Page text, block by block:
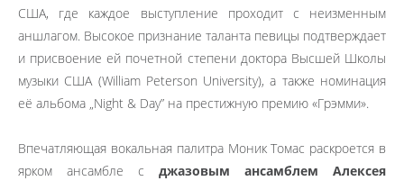
США, где каждое выступление проходит с неизменным
аншлагом. Высокое признание таланта певицы подтверждает
и присвоение ей почетной степени доктора Высшей Школы
музыки США (William Peterson University), а также номинация
её альбома „Night & Day” на престижную премию «Грэмми».
Впечатляющая вокальная палитра Моник Томас раскроется в
ярком ансамбле с джазовым ансамблем Алексея